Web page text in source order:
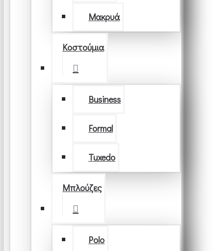
Μακρυά
Κοστούμια
Business
Formal
Tuxedo
Μπλούζες
Polo